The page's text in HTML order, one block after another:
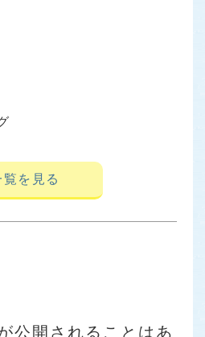
覧を見る
公開されることはあ